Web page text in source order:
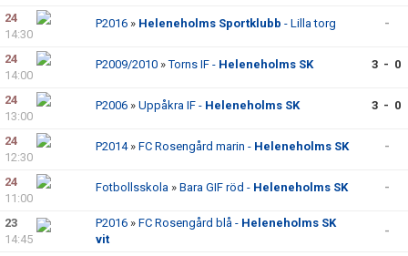
24
14:30
P2016 » Heleneholms Sportklubb - Lilla torg -
24
14:00
P2009/2010 »Torns IF - Heleneholms SK 3 - 0
24
13:00
P2006 » Uppåkra IF - Heleneholms SK 3 - 0
24
12:30
P2014» FC Rosengård marin - Heleneholms SK -
24
11:00
Fotbollsskola » Bara GIF röd - Heleneholms SK -
23
14:45
P2016 » FC Rosengård blå - Heleneholms SK
vit
-